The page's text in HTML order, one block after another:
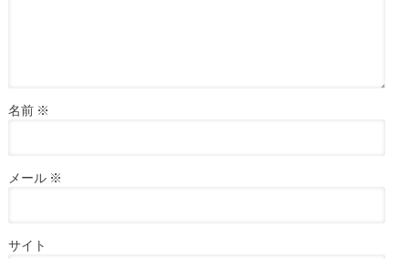
名前 ※
メール ※
サイト